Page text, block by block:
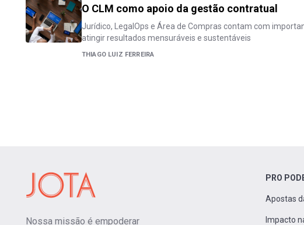
O CLM como apoio da gestão contratual
Jurídico, LegalOps e Área de Compras contam com
atingir resultados mensuráveis e sustentáveis
THIAGO LUIZ FERREIRA
Nossa missão é empoderar
PRO
Apostas
Impacto